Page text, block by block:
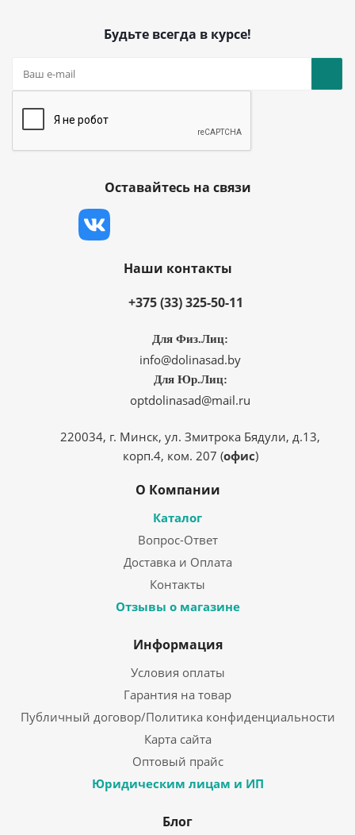
Будьте всегда в курсе!
Оставайтесь на связи
Наши контакты
+375 (33) 325-50-11
Для Физ.Лиц:
info@dolinasad.by
Для Юр.Лиц:
optdolinasad@mail.ru
220034, г. Минск, ул. Змитрока Бядули, д.13,
корп.4, ком. 207 (офис)
О Компании
Каталог
Вопрос-Ответ
Доставка и Оплата
Контакты
Отзывы о магазине
Информация
Условия оплаты
Гарантия на товар
Публичный договор/Политика конфиденциальности
Карта сайта
Оптовый прайс
Юридическим лицам и ИП
Блог